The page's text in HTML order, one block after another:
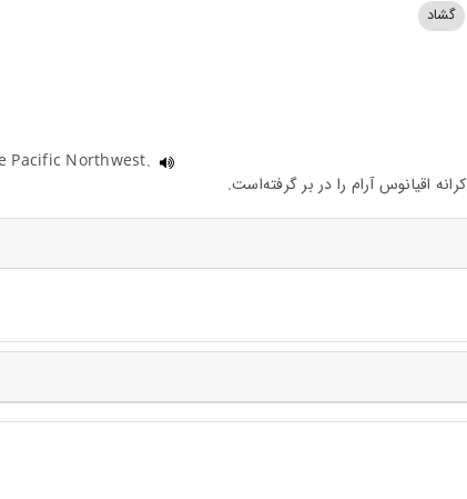
گشاد
Pacific Northwest.